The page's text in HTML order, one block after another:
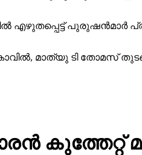
എഴുതപ്പെട്ട് പുരുഷന്‍മാര്‍
മാത്യു ടി തോമസ്
കുത്തേറ്റ്